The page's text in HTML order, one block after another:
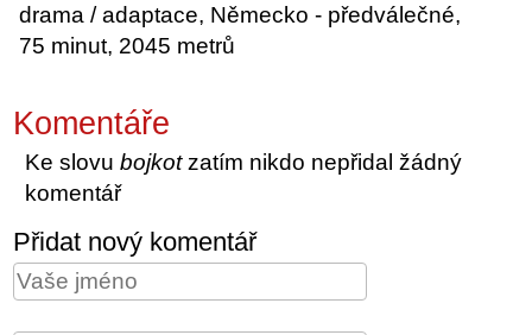
drama / adaptace, Německo - předválečné,
75 minut, 2045 metrů
Komentáře
Ke slovubojkotzatím nikdo nepřidal žádný
komentář
Přidat nový komentář